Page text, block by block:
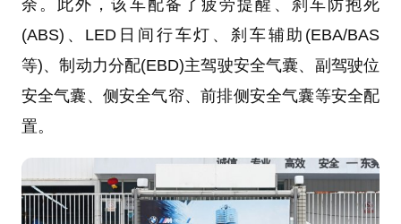
余。此外，该车配备了疲劳提醒、刹车防抱死
(ABS)、LED日间行车灯、刹车辅助(EBA/BAS
等)、制动力分配(EBD)主驾驶安全气囊、副驾驶位
安全气囊、侧安全气帘、前排侧安全气囊等安全配
置。